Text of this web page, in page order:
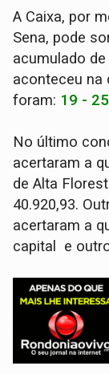
A Caixa, por
Sena, pode
acumulado
aconteceu na
foram: 19 -
No último
acertaram a
de Alta
40.920,93.
acertaram a
capital e